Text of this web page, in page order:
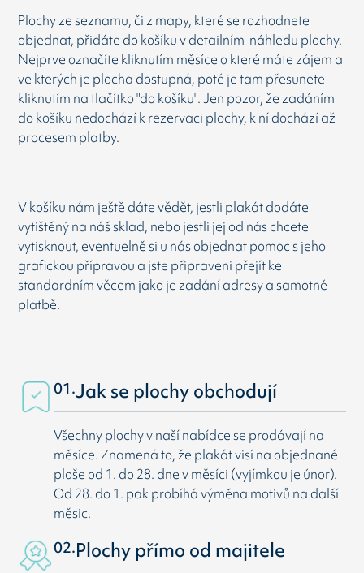
Plochy ze seznamu, či z mapy, které se rozhodnete
objednat, přidáte do košíku v detailním náhledu plochy.
Nejprve označíte kliknutím měsíce o které máte zájem a
ve kterých je plocha dostupná, poté je tam přesunete
kliknutím na tlačítko "do košíku". Jen pozor, že zadáním
do košíku nedochází k rezervaci plochy, k ní dochází až
procesem platby.
V košíku nám ještě dáte vědět, jestli plakát dodáte
vytištěný na náš sklad, nebo jestli jej od nás chcete
vytisknout, eventuelně si u nás objednat pomoc s jeho
grafickou přípravou a jste připraveni přejít ke
standardním věcem jako je zadání adresy a samotné
platbě.
01.Jak se plochy obchodují
Všechny plochy v naší nabídce se prodávají na
měsíce. Znamená to, že plakát visí na objednané
ploše od 1. do 28. dne v měsíci (vyjímkou je únor).
Od 28. do 1. pak probíhá výměna motivů na další
měsic.
02.Plochy přímo od majitele